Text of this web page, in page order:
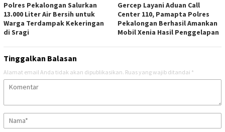
Polres Pekalongan Salurkan
13.000 Liter Air Bersih untuk
Warga Terdampak Kekeringan
di Sragi
Gercep Layani Aduan Call
Center 110, Pamapta Polres
Pekalongan Berhasil Amankan
Mobil Xenia Hasil Penggelapan
Tinggalkan Balasan
Alamat email Anda tidak akan dipublikasikan. Ruas yang wajib ditandai *